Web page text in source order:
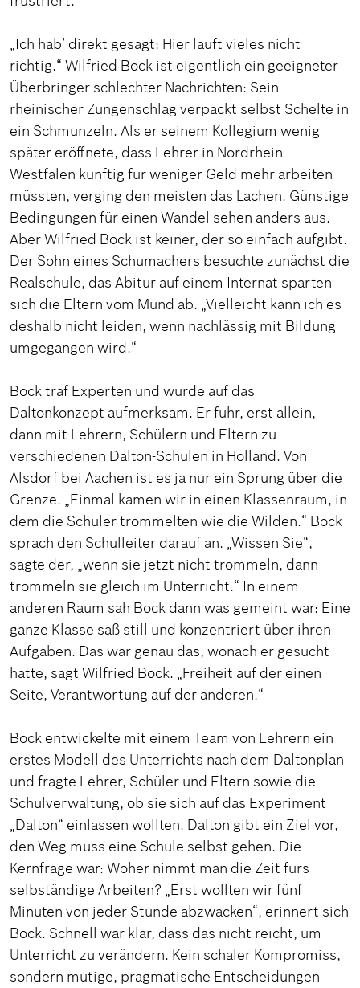
„Ich hab’ direkt gesagt: Hier läuft vieles nicht
richtig.“ Wilfried Bock ist eigentlich ein geeigneter
Überbringer schlechter Nachrichten: Sein
rheinischer Zungenschlag verpackt selbst Schelte in
ein Schmunzeln. Als er seinem Kollegium wenig
später eröffnete, dass Lehrer in Nordrhein-
Westfalen künftig für weniger Geld mehr arbeiten
müssten, verging den meisten das Lachen. Günstige
Bedingungen für einen Wandel sehen anders aus.
Aber Wilfried Bock ist keiner, der so einfach aufgibt.
Der Sohn eines Schumachers besuchte zunächst die
Realschule, das Abitur auf einem Internat sparten
sich die Eltern vom Mund ab. „Vielleicht kann ich es
deshalb nicht leiden, wenn nachlässig mit Bildung
umgegangen wird.“
Bock traf Experten und wurde auf das
Daltonkonzept aufmerksam. Er fuhr, erst allein,
dann mit Lehrern, Schülern und Eltern zu
verschiedenen Dalton-Schulen in Holland. Von
Alsdorf bei Aachen ist es ja nur ein Sprung über die
Grenze. „Einmal kamen wir in einen Klassenraum, in
dem die Schüler trommelten wie die Wilden.“ Bock
sprach den Schulleiter darauf an. „Wissen Sie“,
sagte der, „wenn sie jetzt nicht trommeln, dann
trommeln sie gleich im Unterricht.“ In einem
anderen Raum sah Bock dann was gemeint war: Eine
ganze Klasse saß still und konzentriert über ihren
Aufgaben. Das war genau das, wonach er gesucht
hatte, sagt Wilfried Bock. „Freiheit auf der einen
Seite, Verantwortung auf der anderen.“
Bock entwickelte mit einem Team von Lehrern ein
erstes Modell des Unterrichts nach dem Daltonplan
und fragte Lehrer, Schüler und Eltern sowie die
Schulverwaltung, ob sie sich auf das Experiment
„Dalton“ einlassen wollten. Dalton gibt ein Ziel vor,
den Weg muss eine Schule selbst gehen. Die
Kernfrage war: Woher nimmt man die Zeit fürs
selbständige Arbeiten? „Erst wollten wir fünf
Minuten von jeder Stunde abzwacken“, erinnert sich
Bock. Schnell war klar, dass das nicht reicht, um
Unterricht zu verändern. Kein schaler Kompromiss,
sondern mutige, pragmatische Entscheidungen